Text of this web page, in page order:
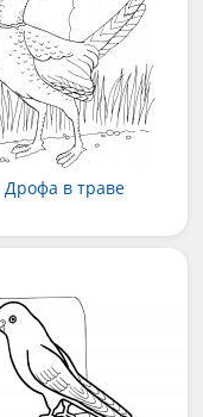
Дрофа в траве